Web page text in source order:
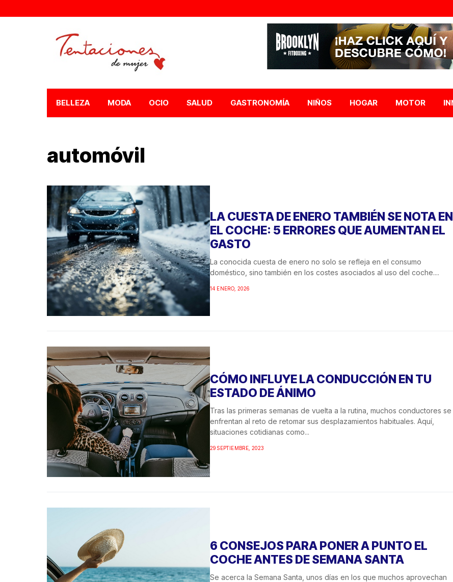
BELLEZA MODA OCIO SALUD GASTRONOMÍA NIÑOS HOGAR MOTOR
automóvil
LA CUESTA DE ENERO TAMBIÉN SE NOTA EN
EL COCHE: 5 ERRORES QUE AUMENTAN EL
GASTO
La conocida cuesta de enero no solo se refleja en el consumo
doméstico, sino también en los costes asociados al uso del coche....
14 ENERO, 2026
CÓMO INFLUYE LA CONDUCCIÓN EN TU
ESTADO DE ÁNIMO
Tras las primeras semanas de vuelta a la rutina, muchos conductores se
enfrentan al reto de retomar sus desplazamientos habituales. Aquí,
situaciones cotidianas como...
29 SEPTIEMBRE, 2023
6 CONSEJOS PARA PONER A PUNTO EL
COCHE ANTES DE SEMANA SANTA
Se acerca la Semana Santa, unos días en los que muchos aprovechan